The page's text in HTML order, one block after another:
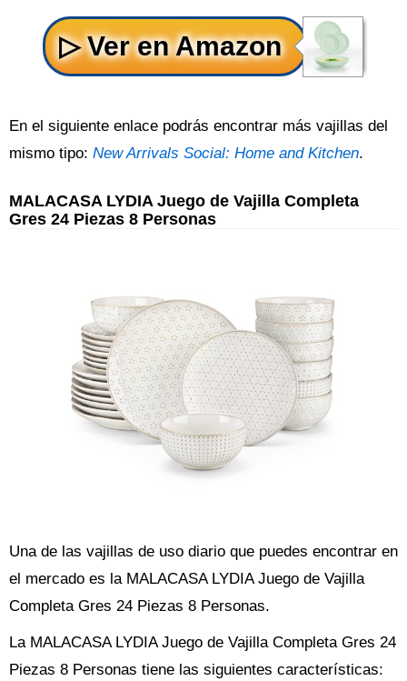
En el siguiente enlace podrás encontrar más vajillas del
mismo tipo: New Arrivals Social: Home and Kitchen.
MALACASA LYDIA Juego de Vajilla Completa
Gres 24 Piezas 8 Personas
Una de las vajillas de uso diario que puedes encontrar en
el mercado es la MALACASA LYDIA Juego de Vajilla
Completa Gres 24 Piezas 8 Personas.
La MALACASA LYDIA Juego de Vajilla Completa Gres 24
Piezas 8 Personas tiene las siguientes características: